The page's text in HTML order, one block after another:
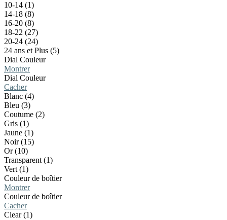
10-14 (1)
14-18 (8)
16-20 (8)
18-22 (27)
20-24 (24)
24 ans et Plus (5)
Dial Couleur
Montrer
Dial Couleur
Cacher
Blanc (4)
Bleu (3)
Coutume (2)
Gris (1)
Jaune (1)
Noir (15)
Or (10)
Transparent (1)
Vert (1)
Couleur de boîtier
Montrer
Couleur de boîtier
Cacher
Clear (1)